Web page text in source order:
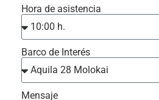
Hora de asistencia
Barco de Interés
Mensaje